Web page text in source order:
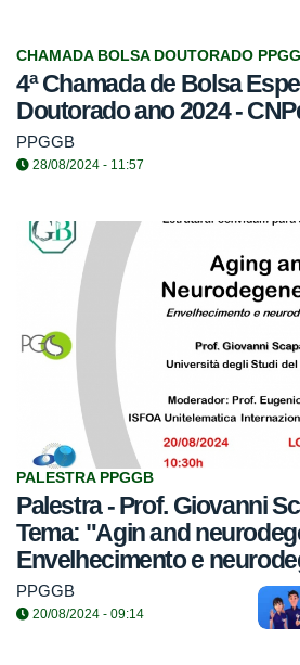
CHAMADA BOLSA DOUTORADO
4ª Chamada de Bolsa
Doutorado ano 2024 -
PPGGB
28/08/2024 - 11:57
PALESTRA PPGGB
Palestra - Prof. Giovanni
Tema: "Agin and
Envelhecimento e
PPGGB
20/08/2024 - 09:14